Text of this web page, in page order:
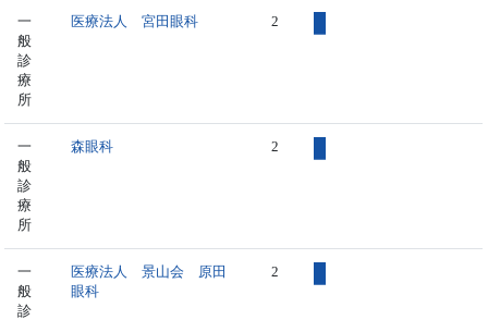
一
般
診
療
所
医療法人 宮田眼科 2
一
般
診
療
所
森眼科 2
一
般
診
医療法人 景山会 原田
眼科
2